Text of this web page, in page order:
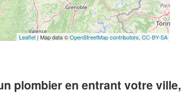
Leaflet| Map data ©OpenStreetMap contributors, CC-BY-SA
plombier en entrant votre